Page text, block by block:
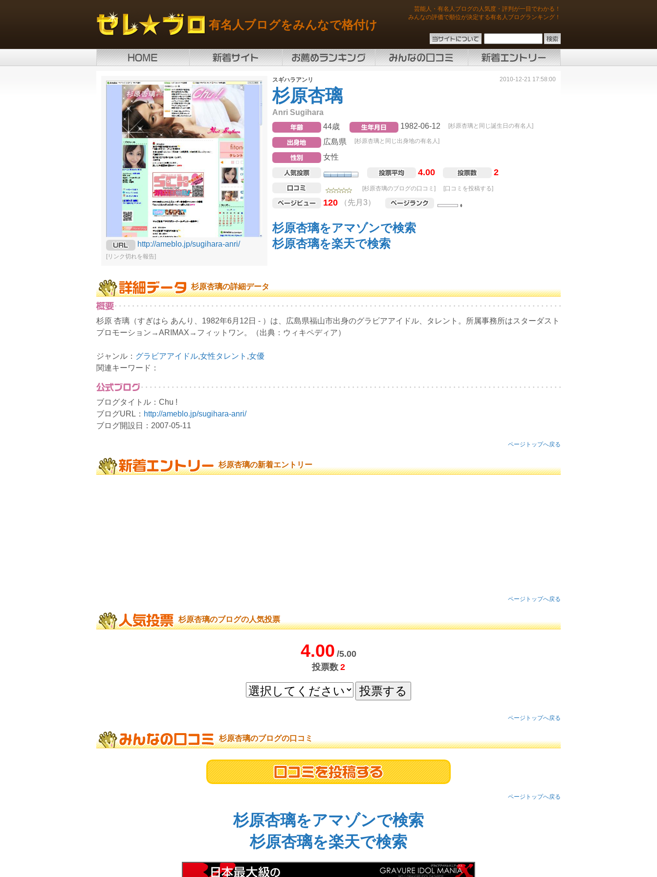
有名人ブログをみんなで格付け
芸能人・有名人ブログの人気度・評判が一目でわかる！
みんなの評価で順位が決定する有名人ブログランキング！
http://ameblo.jp/sugihara-anri/
[リンク切れを報告]
2010-12-21 17:58:00
スギハラアンリ
杉原杏璃
Anri Sugihara
44歳
1982-06-12 [杉原杏璃と同じ誕生日の有名人]
広島県 [杉原杏璃と同じ出身地の有名人]
女性
4.00 2
[杉原杏璃のブログの口コミ] [口コミを投稿する]
120 （先月3）
杉原杏璃をアマゾンで検索
杉原杏璃を楽天で検索
杉原杏璃の詳細データ
杉原 杏璃（すぎはら あんり、1982年6月12日 - ）は、広島県福山市出身のグラビアアイドル、タレント。所属事務所はスターダスト
プロモーション→ARIMAX→フィットワン。（出典：ウィキペディア）
ジャンル： グラビアアイドル,女性タレント ,女優
関連キーワード：
ブログタイトル：Chu !
ブログURL： http://ameblo.jp/sugihara-anri/
ブログ開設日：2007-05-11
ページトップへ戻る
杉原杏璃の新着エントリー
ページトップへ戻る
杉原杏璃のブログの人気投票
4.00 /5.00
投票数 2
ページトップへ戻る
杉原杏璃のブログの口コミ
ページトップへ戻る
杉原杏璃をアマゾンで検索
杉原杏璃を楽天で検索